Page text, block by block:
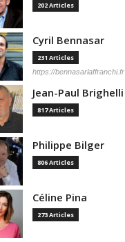
202 Articles
Cyril Bennasar
231 Articles
https://bennasarlaffranchi.fr
Jean-Paul Brighelli
817 Articles
Philippe Bilger
806 Articles
Céline Pina
273 Articles